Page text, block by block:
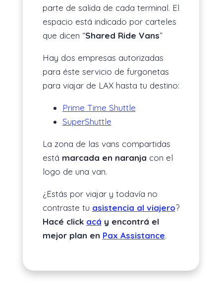
parte de salida de cada terminal. El
espacio está indicado por carteles
que dicen “Shared Ride Vans”
Hay dos empresas autorizadas
para éste servicio de furgonetas
para viajar de LAX hasta tu destino:
Prime Time Shuttle
SuperShuttle
La zona de las vans compartidas
está marcada en naranja con el
logo de una van.
¿Estás por viajar y todavía no
contraste tu asistencia al viajero?
Hacé click acá y encontrá el
mejor plan en Pax Assistance.